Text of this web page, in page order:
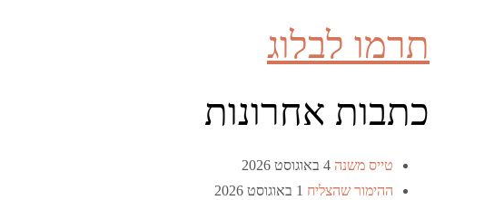
תרמו לבלוג
כתבות אחרונות
טייס משנה 4 באוגוסט 2026
ההימור שהצליח 1 באוגוסט 2026